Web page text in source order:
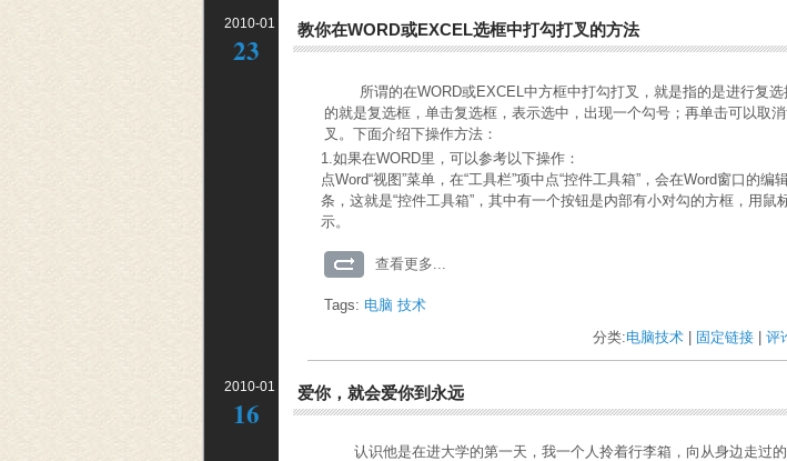
2010-01
23
教你在WORD或EXCEL选框中打勾打叉的方法
所谓的在WORD或EXCEL中方框中打勾打叉，就是指的是进行复选
的就是复选框，单击复选框，表示选中，出现一个勾号；再单击可以取
叉。下面介绍下操作方法：
1.如果在WORD里，可以参考以下操作：
点Word“视图”菜单，在“工具栏”项中点“控件工具箱”，会在Word窗口的
条，这就是“控件工具箱”，其中有一个按钮是内部有小对勾的方框，用鼠
示。
查看更多...
Tags: 电脑 技术
分类:电脑技术 固定链接 评
2010-01
16
爱你，就会爱你到永远
认识他是在进大学的第一天，我一个人拎着行李箱，向从身边走过的